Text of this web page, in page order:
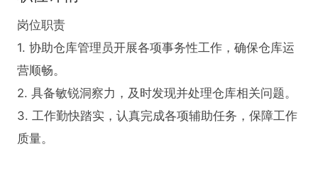
岗位职责
1. 协助仓库管理员开展各项事务性工作，确保仓库运
营顺畅。
2. 具备敏锐洞察力，及时发现并处理仓库相关问题。
3. 工作勤快踏实，认真完成各项辅助任务，保障工作
质量。